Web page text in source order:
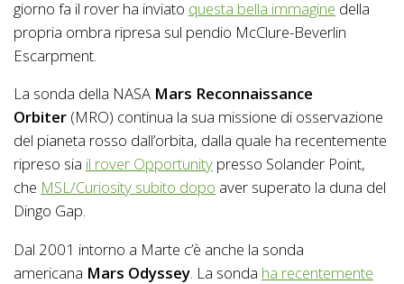
giorno fa il rover ha inviato questa bella immagine della
propria ombra ripresa sul pendio McClure-Beverlin
Escarpment.
La sonda della NASA Mars Reconnaissance
Orbiter (MRO) continua la sua missione di osservazione
del pianeta rosso dall’orbita, dalla quale ha recentemente
ripreso sia il rover Opportunity presso Solander Point,
che MSL/Curiosity subito dopo aver superato la duna del
Dingo Gap.
Dal 2001 intorno a Marte c’è anche la sonda
americana Mars Odyssey. La sonda ha recentemente